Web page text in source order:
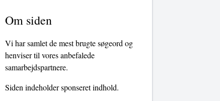
Om siden
Vi har samlet de mest brugte søgeord og
henviser til vores anbefalede
samarbejdspartnere.
Siden indeholder sponseret indhold.